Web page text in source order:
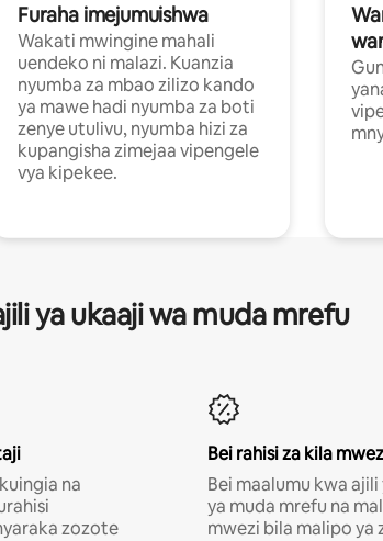
Furaha imejumuishwa
Wakati mwingine mahali
uendeko ni malazi. Kuanzia
nyumba za mbao zilizo kando
ya mawe hadi nyumba za boti
zenye utulivu, nyumba hizi za
kupangisha zimejaa vipengele
vya kipekee.
ya ukaaji wa muda mrefu
na
zozote
Bei rahisi za kila
Bei maalumu kwa
ya muda mrefu na
mwezi bila malipo ya